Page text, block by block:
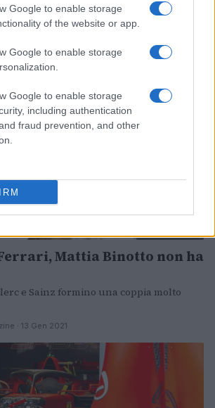
Google to enable storage
of the website or app.
Google to enable storage
Google to enable storage
including authentication
fraud prevention, and other
· 14 Gen 2021
Mattia Binotto non ha
e Sainz formino una coppia molto
· 13 Gen 2021